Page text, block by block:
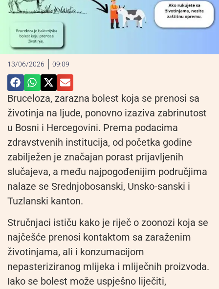
13/06/2026 09:09
Bruceloza, zarazna bolest koja se prenosi sa
životinja na ljude, ponovno izaziva zabrinutost
u Bosni i Hercegovini. Prema podacima
zdravstvenih institucija, od početka godine
zabilježen je značajan porast prijavljenih
slučajeva, a među najpogođenijim područjima
nalaze se Srednjobosanski, Unsko-sanski i
Tuzlanski kanton.
Stručnjaci ističu kako je riječ o zoonozi koja se
najčešće prenosi kontaktom sa zaraženim
životinjama, ali i konzumacijom
nepasteriziranog mlijeka i mliječnih proizvoda.
Iako se bolest može uspješno liječiti,